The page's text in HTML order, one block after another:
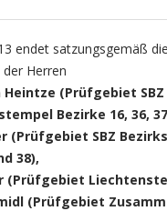
endet satzungsgemäß
Herren
Heintze (Prüfgebiet SBZ
Bezirke 16, 36,
(Prüfgebiet SBZ
38),
(Prüfgebiet
(Prüfgebiet